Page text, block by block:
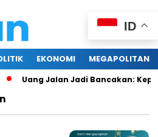
EKONOMI MEGAPOLITAN
Uang Jalan Jadi Bancakan:
ID